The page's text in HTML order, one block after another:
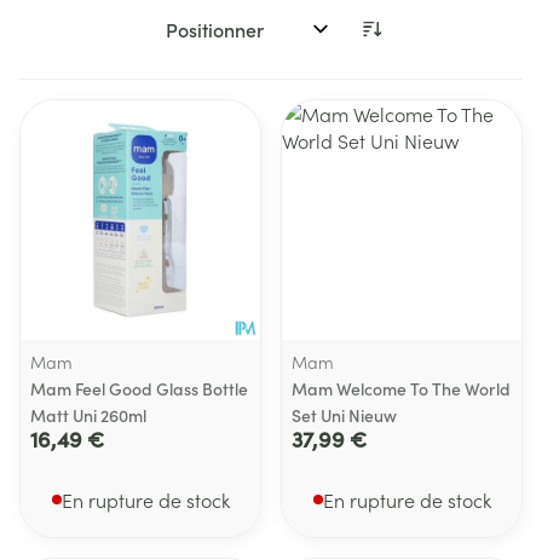
Trier par:
Mam
Mam Feel Good Glass Bottle
Matt Uni 260ml
16,49 €
En rupture de stock
Mam
Mam Welcome To The World
Set Uni Nieuw
37,99 €
En rupture de stock